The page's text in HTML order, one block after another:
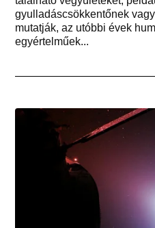
gyulladáscsökkentőnek
mutatják, az utóbbi évek
egyértelműek...